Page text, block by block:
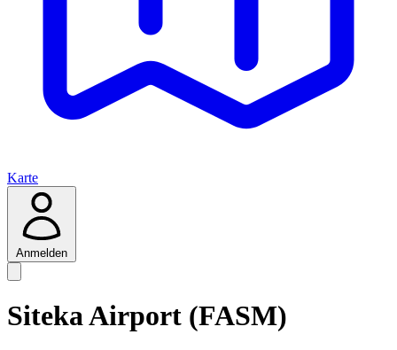
Karte
Anmelden
Siteka Airport (FASM)